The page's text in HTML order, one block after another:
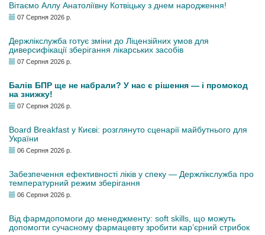
Вітаємо Аллу Анатоліївну Котвіцьку з днем народження!
07 Серпня 2026 р.
Держлікслужба готує зміни до Ліцензійних умов для
диверсифікації зберігання лікарських засобів
07 Серпня 2026 р.
Балів БПР ще не набрали? У нас є рішення — і промокод
на знижку!
07 Серпня 2026 р.
Board Breakfast у Києві: розглянуто сценарії майбутнього для
України
06 Серпня 2026 р.
Забезпечення ефективності ліків у спеку — Держлікслужба про
температурний режим зберігання
06 Серпня 2026 р.
Від фармдопомоги до менеджменту: soft skills, що можуть
допомогти сучасному фармацевту зробити кар’єрний стрибок